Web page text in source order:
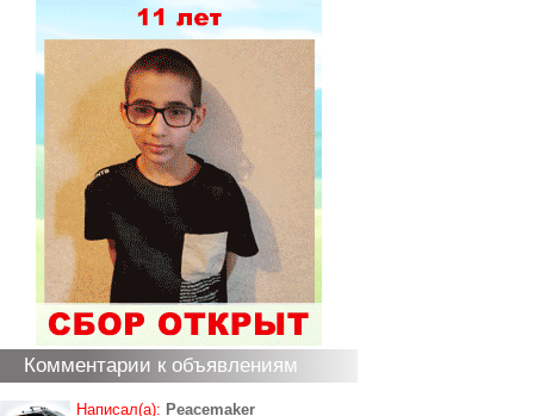
Комментарии к объявлениям
Написал(а): Peacemaker